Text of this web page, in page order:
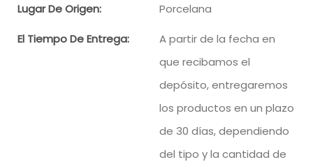
Lugar De Origen: Porcelana
El Tiempo De Entrega:
A partir de la fecha en
que recibamos el
depósito, entregaremos
los productos en un plazo
de 30 días, dependiendo
del tipo y la cantidad de